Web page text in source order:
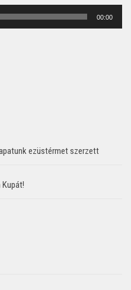
00:00
ezüstérmet szerzett